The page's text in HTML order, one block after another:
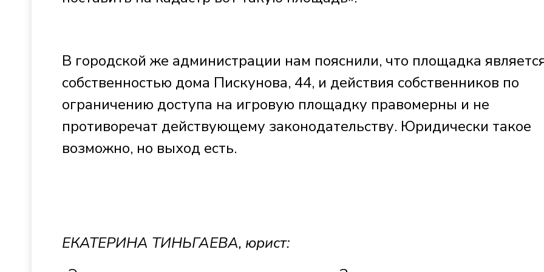
В городской же администрации нам пояснили, что площадка
собственностью дома Пискунова, 44, и действия собственников по
ограничению доступа на игровую площадку правомерны и не
противоречат действующему законодательству. Юридически такое
возможно, но выход есть.
ЕКАТЕРИНА ТИНЬГАЕВА, юрист: